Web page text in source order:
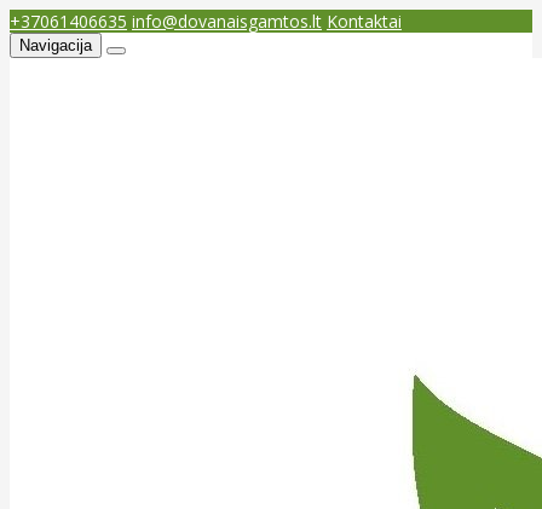
+37061406635 info@dovanaisgamtos.lt Kontaktai
Navigacija